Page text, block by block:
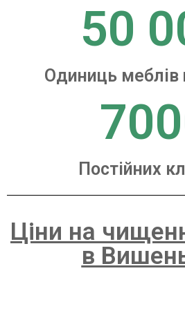
50
Одиниць
Постійних
Ціни на
в